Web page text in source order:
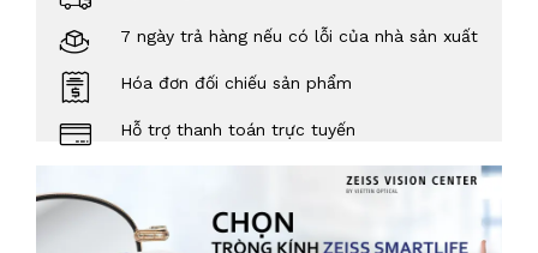
7 ngày trả hàng nếu có lỗi của nhà sản xuất
Hóa đơn đối chiếu sản phẩm
Hỗ trợ thanh toán trực tuyến